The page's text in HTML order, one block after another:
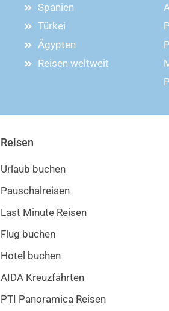
Spanien
Türkei
Ägypten
Reisen weltweit
Reisen
Urlaub buchen
Pauschalreisen
Last Minute Reisen
Flug buchen
Hotel buchen
AIDA Kreuzfahrten
PTI Panoramica Reisen